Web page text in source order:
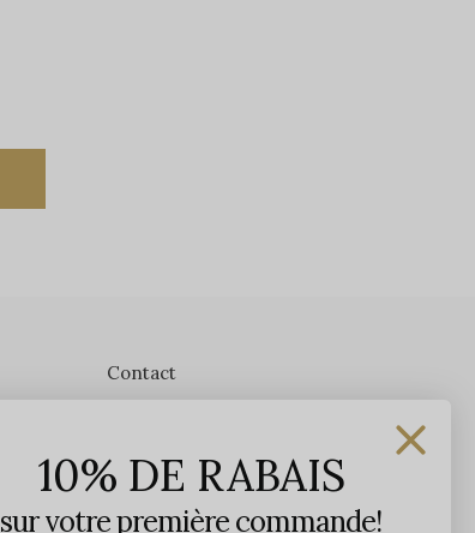
Contact
1650 avenue Jules-Verne, Local 103
G2G 2R1, Québec, Canada
10% DE RABAIS
sur votre première commande!